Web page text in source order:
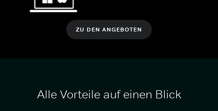
ZU DEN ANGEBOTEN
Alle Vorteile auf einen Blick